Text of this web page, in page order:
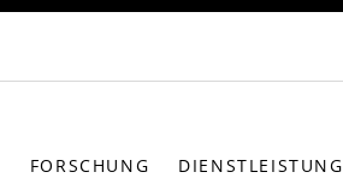
FORSCHUNG DIENSTLEISTUNG